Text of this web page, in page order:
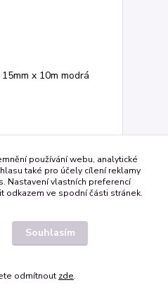
modrá
Skladem
do košíku
používání webu, analytické
také pro účely cílení reklamy
Nastavení vlastních preferencí
odkazem ve spodní části stránek.
Souhlasím
odmítnout zde.